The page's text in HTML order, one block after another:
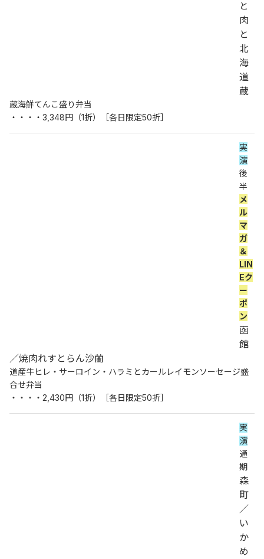
と
肉
と
北
海
道
蔵
蔵海鮮てんこ盛り弁当
・・・・3,348円（1折）［各日限定50折］
実
演
後
半
メ
ル
マ
ガ
＆
LIN
Eク
ー
ポ
ン
函
館
／焼肉れすとらん沙蘭
道産牛ヒレ・サーロイン・ハラミとカールレイモンソーセージ盛
合せ弁当
・・・・2,430円（1折）［各日限定50折］
実
演
通
期
森
町
／
い
か
め